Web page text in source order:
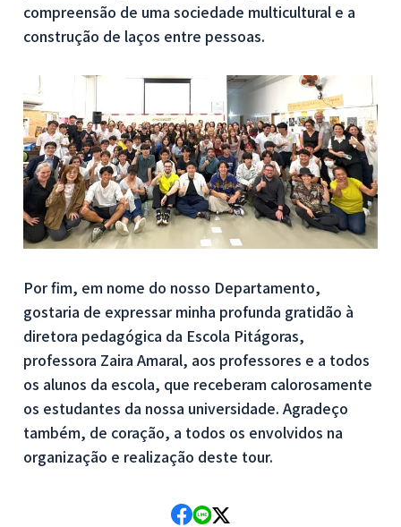
compreensão de uma sociedade multicultural e a
construção de laços entre pessoas.
Por fim, em nome do nosso Departamento,
gostaria de expressar minha profunda gratidão à
diretora pedagógica da Escola Pitágoras,
professora Zaira Amaral, aos professores e a todos
os alunos da escola, que receberam calorosamente
os estudantes da nossa universidade. Agradeço
também, de coração, a todos os envolvidos na
organização e realização deste tour.